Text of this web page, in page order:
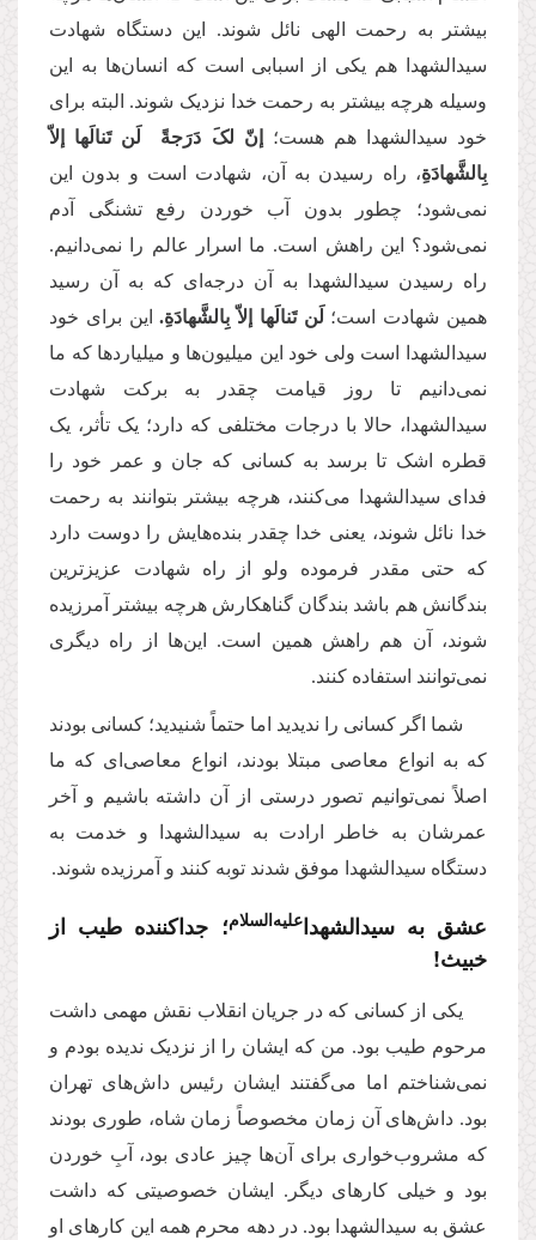
بیشتر به رحمت الهی نائل شوند. این دستگاه شهادت
سیدالشهدا‌ هم یکی از اسبابی است که انسان‌ها به این
وسیله هرچه بیشتر به رحمت خدا نزدیک شوند. البته برای
خود سیدالشهدا‌ هم هست؛
إنّ لکَ دَرَجةً لَن تَنالَها إلاّ
بِالشَّهادَةِ، راه رسیدن به آن، شهادت است و بدون این
نمی‌شود؛ چطور بدون آب خوردن رفع تشنگی آدم
نمی‌شود؟ این راهش است. ما اسرار عالم را نمی‌دانیم.
راه رسیدن سیدالشهدا به آن درجه‌ای که به آن رسید
همین شهادت است؛ لَن تَنالَها إلاّ بِالشَّهادَةِ.این برای خود
سیدالشهدا است ولی خود این میلیون‌ها و میلیاردها که ما
نمی‌دانیم تا روز قیامت چقدر به برکت شهادت
سیدالشهدا، حالا با درجات مختلفی که دارد؛ یک تأثر، یک
قطره اشک تا برسد به کسانی که جان و عمر خود را
فدای سیدالشهدا می‌کنند، هرچه بیشتر بتوانند به رحمت
خدا نائل شوند، یعنی خدا چقدر بنده‌هایش را دوست دارد
که حتی مقدر فرموده ولو از راه شهادت عزیزترین
بندگانش هم باشد بندگان گناهکارش هرچه بیشتر آمرزیده
شوند، آن ‌هم راهش همین است. این‌ها از راه دیگری
نمی‌توانند استفاده کنند.
شما اگر کسانی را ندیدید اما حتماً‌ شنیدید؛ کسانی بودند
که به انواع معاصی مبتلا بودند، انواع معاصی‌ای که ما
اصلاً نمی‌توانیم تصور درستی از آن داشته باشیم و آخر
عمرشان به خاطر ارادت به سیدالشهدا و خدمت به
دستگاه سیدالشهدا موفق شدند توبه کنند و آمرزیده شوند.
عشق به سیدالشهدا‌علیه‌‌السلام؛ جداکننده طیب از
خبیث!
یکی از کسانی که در جریان انقلاب نقش مهمی داشت
مرحوم طیب بود. من که ایشان را از نزدیک ندیده بودم و
نمی‌شناختم اما می‌گفتند ایشان رئیس داش‌های تهران
بود. داش‌های آن زمان مخصوصاً‌ زمان شاه، طوری بودند
که مشروب‌خواری برای آن‌ها چیز عادی بود، آبِ خوردن
بود و خیلی کارهای دیگر. ایشان خصوصیتی که داشت
عشق به سیدالشهدا بود. در دهه محرم همه این کارهای او